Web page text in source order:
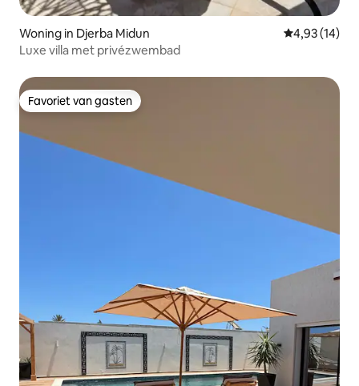
Woning in Djerba Midun Gemiddelde
4,93 (14)
Luxe villa met privézwembad
Favoriet van gasten
Favoriet van gasten